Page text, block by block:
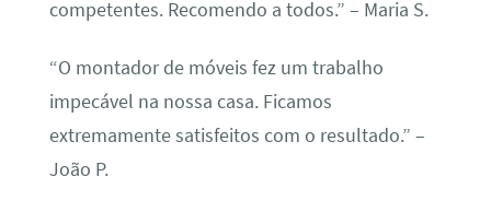
competentes. Recomendo a todos.” – Maria S.
“O montador de móveis fez um trabalho
impecável na nossa casa. Ficamos
extremamente satisfeitos com o resultado.” –
João P.